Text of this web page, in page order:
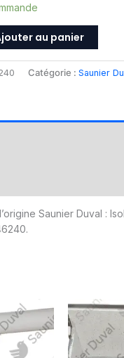
au panier
Catégorie : Saunier
Saunier Duval :